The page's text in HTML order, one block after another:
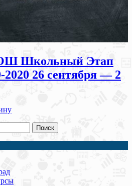
Школьный Этап
26 сентября — 2